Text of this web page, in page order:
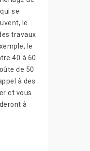
se
le
travaux
le
40 à 60
de 50
à des
et vous
à